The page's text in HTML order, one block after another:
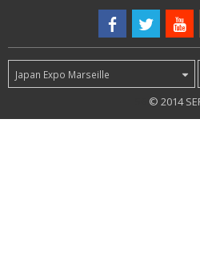
Japan Expo Marseille
© 2014